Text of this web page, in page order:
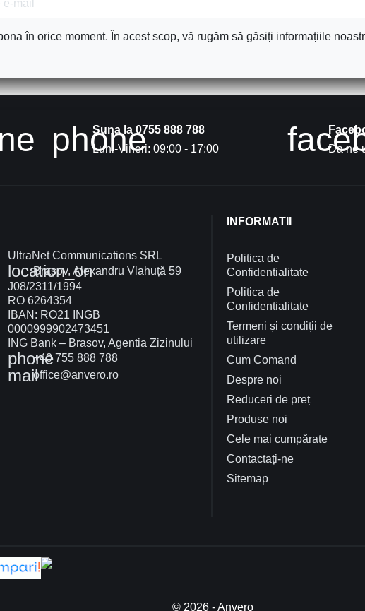
în orice moment. În acest scop, vă rugăm să găsiți informațiile
phone
Suna la 0755 888 788
Luni-Vineri: 09:00 - 17:00
Da ne
UltraNet Communications SRL
location_on
Brașov, Alexandru Vlahuță 59
J08/2311/1994
RO 6264354
IBAN: RO21 INGB
0000999902473451
ING Bank – Brasov, Agentia Zizinului
phone+40 755 888 788
mailoffice@anvero.ro
INFORMATII
Politica de
Confidentialitate
Politica de
Confidentialitate
Termeni și condiții de
utilizare
Cum Comand
Despre noi
Reduceri de preț
Produse noi
Cele mai cumpărate
Contactați-ne
Sitemap
© 2026 - Anvero